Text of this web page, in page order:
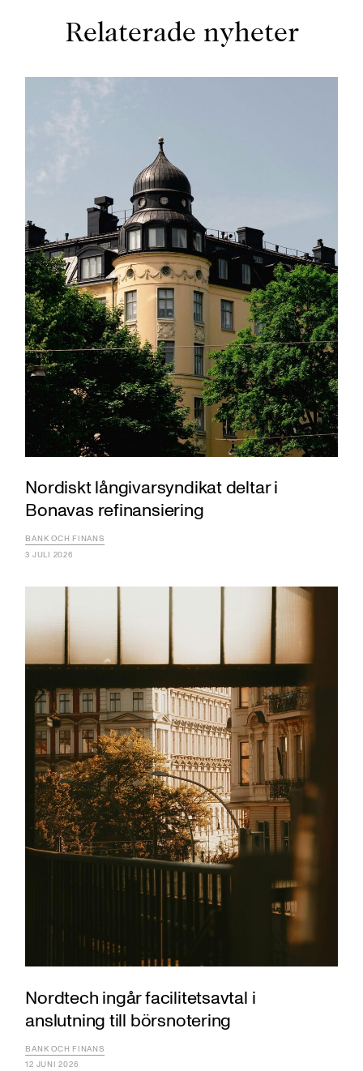
Relaterade nyheter
Nordiskt långivarsyndikat deltar i
Bonavas refinansiering
BANK OCH FINANS
3 JULI 2026
Nordtech ingår facilitetsavtal i
anslutning till börsnotering
BANK OCH FINANS
12 JUNI 2026